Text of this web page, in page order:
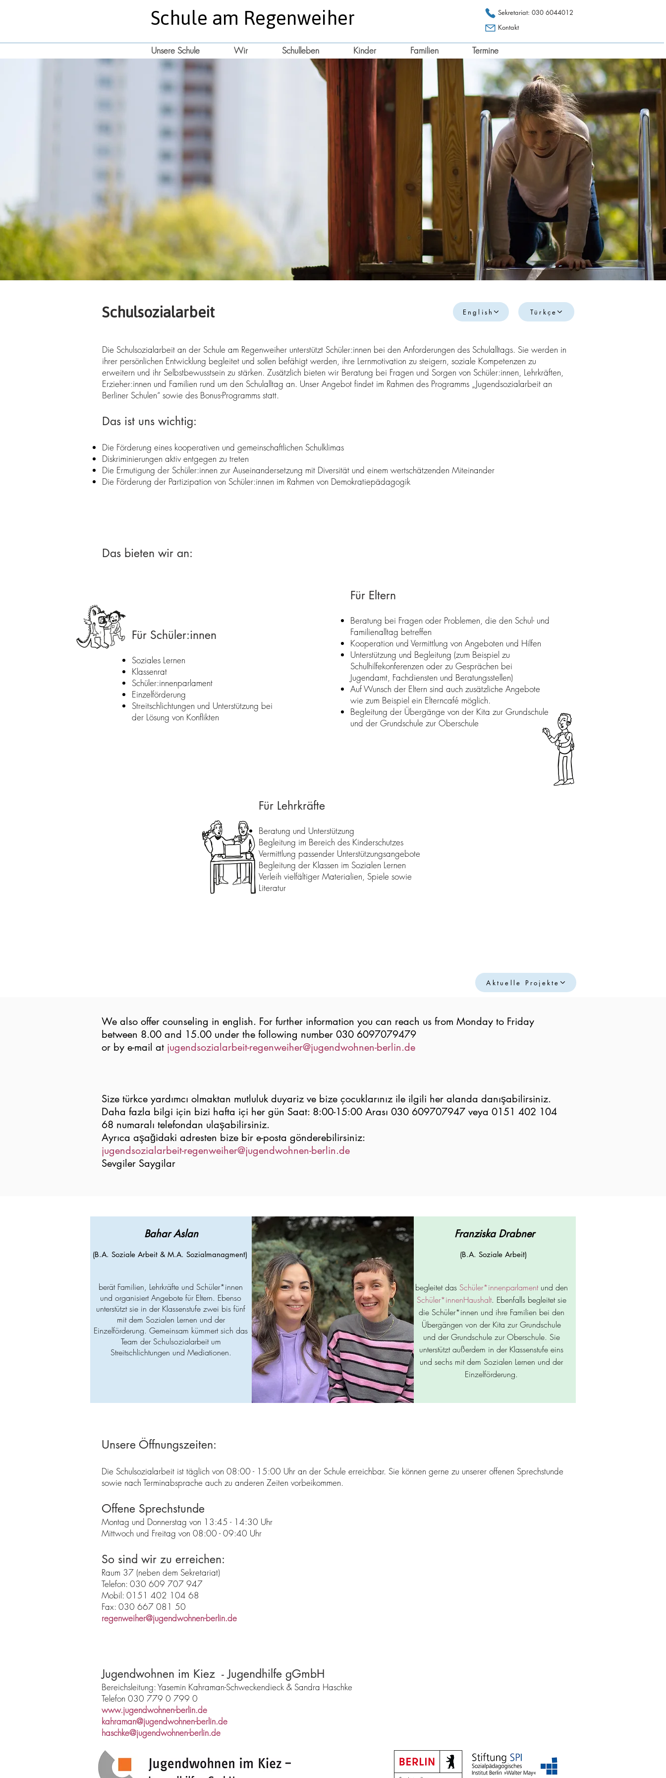
Schule am Regenweiher Sekretariat: 030 6044012
Unsere Schule Wir Schulleben Kinder Familien Termine
Kontakt
Schulsozialarbeit English Türkçe
Die Schulsozialarbeit an der Schule am Regenweiher unterstützt Schüler:innen bei den Anforderungen des Schulalltags. Sie werden in
ihrer persönlichen Entwicklung begleitet und sollen befähigt werden, ihre Lernmotivation zu steigern, soziale Kompetenzen zu
erweitern und ihr Selbstbewusstsein zu stärken. Zusätzlich bieten wir Beratung bei Fragen und Sorgen von Schüler:innen, Lehrkräften,
Erzieher:innen und Familien rund um den Schulalltag an. Unser Angebot findet im Rahmen des Programms „Jugendsozialarbeit an
Berliner Schulen“ sowie des Bonus-Programms statt.
Das ist uns wichtig:
Die Förderung eines kooperativen und gemeinschaftlichen Schulklimas
Diskriminierungen aktiv entgegen zu treten
Die Ermutigung der Schüler:innen zur Auseinandersetzung mit Diversität und einem wertschätzenden Miteinander
Die Förderung der Partizipation von Schüler:innen im Rahmen von Demokratiepädagogik
Das bieten wir an:
Für Schüler:innen
Soziales Lernen
Klassenrat
Schüler:innenparlament
Einzelförderung
Streitschlichtungen und Unterstützung bei
der Lösung von Konflikten
Für Eltern
Beratung bei Fragen oder Problemen, die den Schul- und
Familienalltag betreffen
Kooperation und Vermittlung von Angeboten und Hilfen
Unterstützung und Begleitung (zum Beispiel zu
Schulhilfekonferenzen oder zu Gesprächen bei
Jugendamt, Fachdiensten und Beratungsstellen)
Auf Wunsch der Eltern sind auch zusätzliche Angebote
wie zum Beispiel ein Elterncafé möglich.
Begleitung der Übergänge von der Kita zur Grundschule
und der Grundschule zur Oberschule
Für Lehrkräfte
Beratung und Unterstützung
Begleitung im Bereich des Kinderschutzes
Vermittlung passender Unterstützungsangebote
Begleitung der Klassen im Sozialen Lernen
Verleih vielfältiger Materialien, Spiele sowie
Literatur
Aktuelle Projekte
Unser Team
We also offer counseling in english. For further information you can reach us from Monday to Friday
between 8.00 and 15.00 under the following number 030 6097079479
or by e-mail at jugendsozialarbeit-regenweiher@jugendwohnen-berlin.de
Size türkce yardımcı olmaktan mutluluk duyariz ve bize çocuklarınız ile ilgili her alanda danışabilirsiniz.
Daha fazla bilgi için bizi hafta içi her gün Saat: 8:00-15:00 Arası 030 609707947 veya 0151 402 104
68 numaralı telefondan ulaşabilirsiniz.
Ayrıca aşağidaki adresten bize bir e-posta gönderebilirsiniz:
jugendsozialarbeit-regenweiher@jugendwohnen-berlin.de
Sevgiler Saygilar
Bahar Aslan
(B.A. Soziale Arbeit & M.A. Sozialmanagment)
berät Familien, Lehrkräfte und Schüler*innen
und organisiert Angebote für Eltern. Ebenso
unterstützt sie in der Klassenstufe zwei bis fünf
mit dem Sozialen Lernen und der
Einzelförderung. Gemeinsam kümmert sich das
Team der Schulsozialarbeit um
Streitschlichtungen und Mediationen.
Franziska Drabner
(B.A. Soziale Arbeit)
begleitet das Schüler*innenparlament und den
Schüler*innenHaushalt. Ebenfalls begleitet sie
die Schüler*innen und ihre Familien bei den
Übergängen von der Kita zur Grundschule
und der Grundschule zur Oberschule. Sie
unterstützt außerdem in der Klassenstufe eins
und sechs mit dem Sozialen Lernen und der
Einzelförderung.
Unsere Öffnungszeiten:
Die Schulsozialarbeit ist täglich von 08:00 - 15:00 Uhr an der Schule erreichbar. Sie können gerne zu unserer offenen Sprechstunde
sowie nach Terminabsprache auch zu anderen Zeiten vorbeikommen.
Offene Sprechstunde
Montag und Donnerstag von 13:45 - 14:30 Uhr
Mittwoch und Freitag von 08:00 - 09:40 Uhr
So sind wir zu erreichen:
Raum 37 (neben dem Sekretariat)
Telefon: 030 609 707 947
Mobil: 0151 402 104 68
Fax: 030 667 081 50
regenweiher@jugendwohnen-berlin.de
Jugendwohnen im Kiez - Jugendhilfe gGmbH
Bereichsleitung: Yasemin Kahraman-Schweckendieck & Sandra Haschke
Telefon 030 779 0 799 0
www.jugendwohnen-berlin.de
kahraman@jugendwohnen-berlin.de
haschke@jugendwohnen-berlin.de